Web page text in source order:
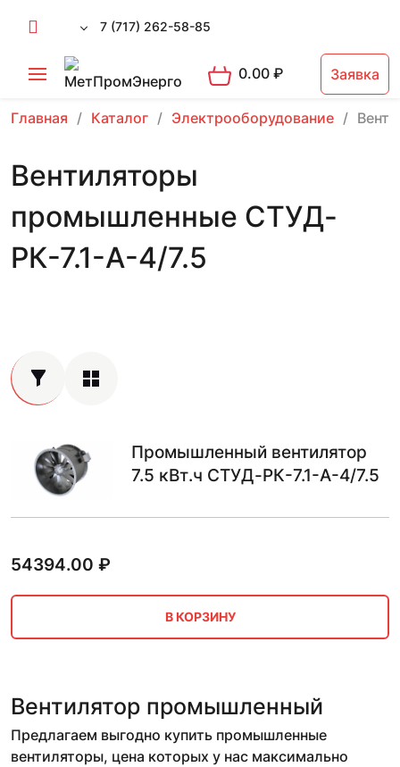
7 (717) 262-58-85
0.00₽ Заявка
Главная Каталог Электрооборудование
Вентиляторы
промышленные СТУД-
РК-7.1-А-4/7.5
Промышленный вентилятор
7.5 кВт.ч СТУД-РК-7.1-А-4/7.5
54394.00 ₽
В КОРЗИНУ
Вентилятор промышленный
Предлагаем выгодно купить промышленные
вентиляторы, цена которых у нас максимально